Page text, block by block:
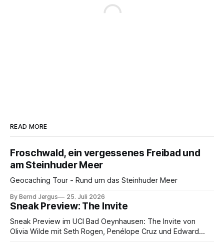
READ MORE
Froschwald, ein vergessenes Freibad und
am Steinhuder Meer
Geocaching Tour - Rund um das Steinhuder Meer
By Bernd Jergus 25. Juli 2026
Sneak Preview: The Invite
Sneak Preview im UCI Bad Oeynhausen: The Invite von
Olivia Wilde mit Seth Rogen, Penélope Cruz und Edward